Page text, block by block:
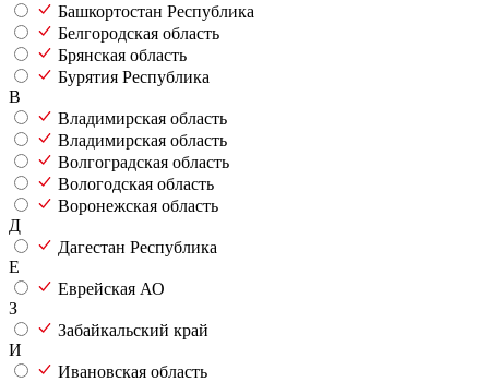
Башкортостан Республика
Белгородская область
Брянская область
Бурятия Республика
В
Владимирская область
Владимирская область
Волгоградская область
Вологодская область
Воронежская область
Д
Дагестан Республика
Е
Еврейская АО
З
Забайкальский край
И
Ивановская область